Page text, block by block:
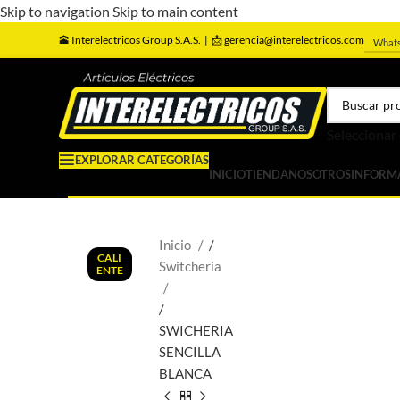
Skip to navigation Skip to main content
🕋 Interelectricos Group S.A.S. | 📩 gerencia@interelectricos.com
EXPLORAR CATEGORÍAS
INICIOTIENDANOSOTROS
CALI
ENTE
Inicio
/
Switcheria
/
SWICHERIA
SENCILLA
BLANCA